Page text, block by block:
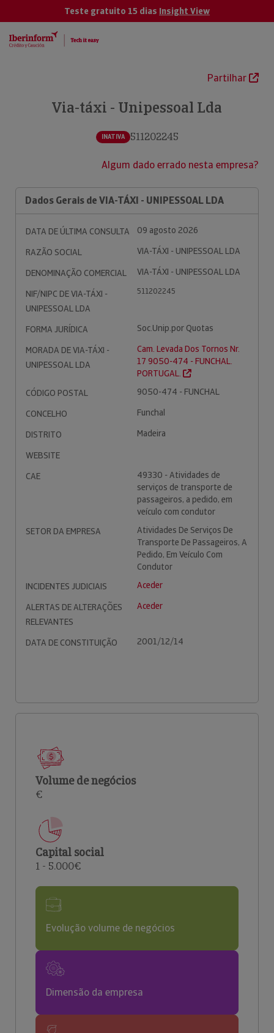
Teste gratuito 15 dias Insight View
Partilhar
Via-táxi - Unipessoal Lda
INATIVA 511202245
Algum dado errado nesta empresa?
Dados Gerais de VIA-TÁXI - UNIPESSOAL LDA
DATA DE ÚLTIMA CONSULTA
09 agosto 2026
RAZÃO SOCIAL
VIA-TÁXI - UNIPESSOAL LDA
DENOMINAÇÃO COMERCIAL
VIA-TÁXI - UNIPESSOAL LDA
NIF/NIPC DE VIA-TÁXI -
UNIPESSOAL LDA
511202245
FORMA JURÍDICA
Soc.Unip.por Quotas
MORADA DE VIA-TÁXI -
UNIPESSOAL LDA
Cam. Levada Dos Tornos Nr.
17 9050-474 - FUNCHAL.
PORTUGAL.
CÓDIGO POSTAL
9050-474 - FUNCHAL
CONCELHO
Funchal
DISTRITO
Madeira
WEBSITE
CAE
49330 - Atividades de
serviços de transporte de
passageiros, a pedido, em
veículo com condutor
SETOR DA EMPRESA
Atividades De Serviços De
Transporte De Passageiros, A
Pedido, Em Veículo Com
Condutor
INCIDENTES JUDICIAIS
Aceder
ALERTAS DE ALTERAÇÕES
RELEVANTES
Aceder
DATA DE CONSTITUIÇÃO 2001/12/14
Volume de negócios
€
Capital social
1 - 5.000€
Evolução volume de negócios
Dimensão da empresa